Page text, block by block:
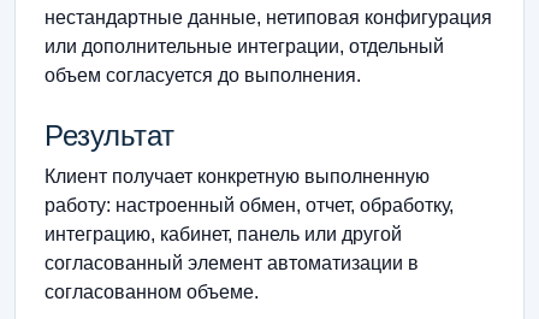
нестандартные данные, нетиповая конфигурация
или дополнительные интеграции, отдельный
объем согласуется до выполнения.
Результат
Клиент получает конкретную выполненную
работу: настроенный обмен, отчет, обработку,
интеграцию, кабинет, панель или другой
согласованный элемент автоматизации в
согласованном объеме.